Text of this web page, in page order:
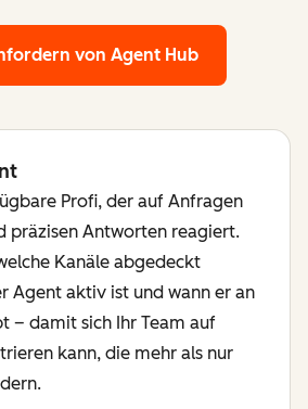
von Agent Hub
Profi, der auf Anfragen
präzisen Antworten reagiert.
Kanäle abgedeckt
Agent aktiv ist und wann er an
– damit sich Ihr Team auf
kann, die mehr als nur